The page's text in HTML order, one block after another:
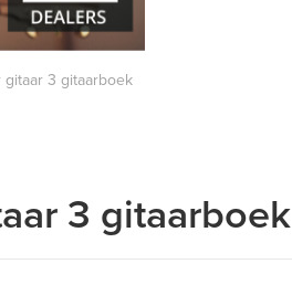
3 gitaarboek
3 gitaarboek